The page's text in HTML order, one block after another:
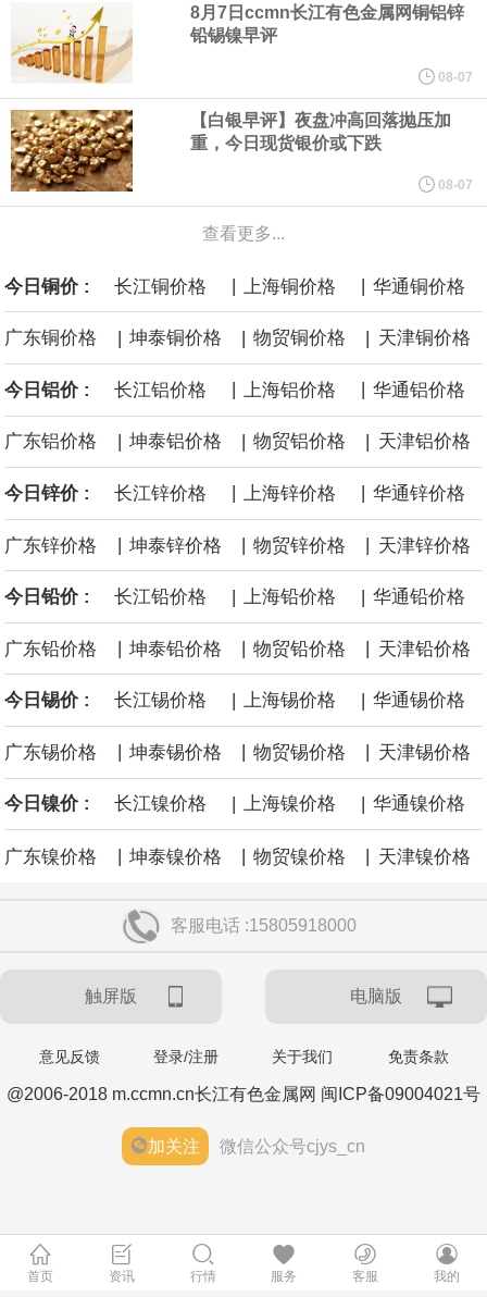
稳定的三大有利因素带动下，预期第3季度营运将优于第2季度，并
进一步扩大全年营运成果。
美国国会预算办公室（CBO）于当地时间5日发布报告称，美国海军
计划建造的15艘核动力“特朗普级”（Trump-class）战列舰，从研发
面战舰项目之一。 根据CBO的初步估算，首舰造价约234亿美元，
供支撑，同时投资者正等待美国非农就业数据，以寻找美国利率前
景的线索。StoneX高级分析师马特·辛普森表示，中东和平前景改善
令市场通胀预期下降，推动黄金价格从此前持续数周、位于4000美
元上方的盘整区间中进一步上涨。
海力士：龙仁工厂将生产高带宽内存（HBM）及其他下一代动态随
机存取存储器（DRAM）。
8月7日ccmn长江有色金属网铜铝锌
铅锡镍早评
08-07
【白银早评】夜盘冲高回落抛压加
重，今日现货银价或下跌
08-07
查看更多...
今日铜价 : 长江铜价格 | 上海铜价格 | 华通铜价格
广东铜价格 | 坤泰铜价格 | 物贸铜价格 | 天津铜价格
今日铝价 : 长江铝价格 上海铝价格 华通铝价格
广东铝价格 | 坤泰铝价格 | 物贸铝价格 | 天津铝价格
今日锌价 : 长江锌价格 上海锌价格 华通锌价格
广东锌价格 | 坤泰锌价格 | 物贸锌价格 | 天津锌价格
今日铅价 : 长江铅价格 | 上海铅价格 | 华通铅价格
广东铅价格 坤泰铅价格 物贸铅价格 天津铅价格
今日锡价 : 长江锡价格 | 上海锡价格 | 华通锡价格
广东锡价格 坤泰锡价格 物贸锡价格 天津锡价格
今日镍价 : 长江镍价格 | 上海镍价格 | 华通镍价格
广东镍价格 | 坤泰镍价格 | 物贸镍价格 | 天津镍价格
客服电话 :15805918000
触屏版 电脑版
意见反馈 登录/注册 关于我们 免责条款
@2006-2018 m.ccmn.cn长江有色金属网 闽ICP备09004021号
加关注 微信公众号cjys_cn
首页 资讯 行情 服务 客服 我的